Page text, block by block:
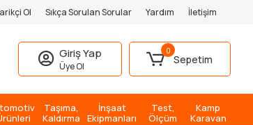
Ol Sıkça Sorulan Sorular Yardım İletişim
Giriş Yap
Üye Ol
0
Sepetim
Taşıma,
Kaldırma
İnşaat
Ekipmanları
Test,
Ölçüm
Kamp
Karavan